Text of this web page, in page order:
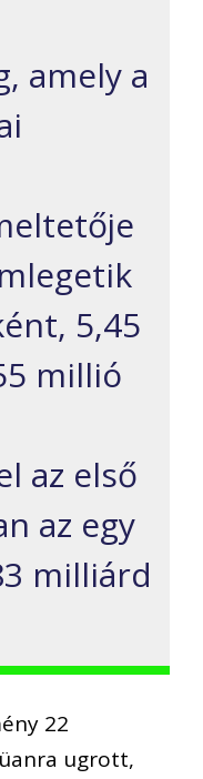
amely a
5,45
millió
az első
az egy
milliárd
22
ugrott,